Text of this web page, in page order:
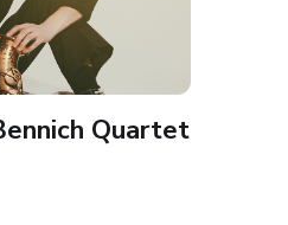
Quartet